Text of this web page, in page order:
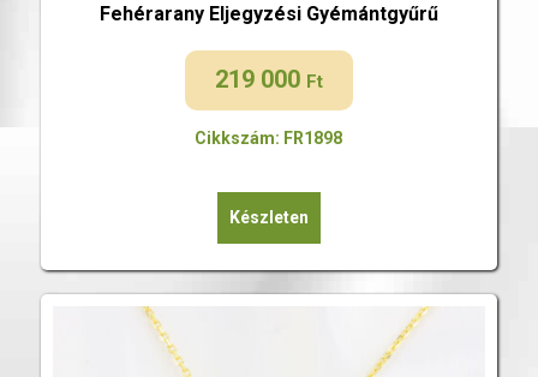
Fehérarany Eljegyzési Gyémántgyűrű
219 000 Ft
Cikkszám: FR1898
Készleten